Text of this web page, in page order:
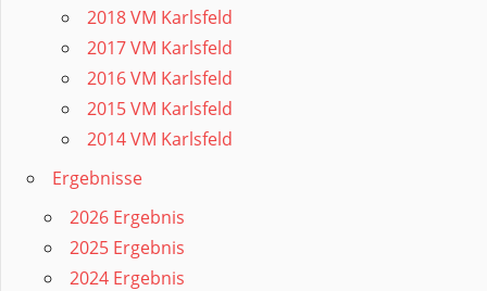
2018 VM Karlsfeld
2017 VM Karlsfeld
2016 VM Karlsfeld
2015 VM Karlsfeld
2014 VM Karlsfeld
Ergebnisse
2026 Ergebnis
2025 Ergebnis
2024 Ergebnis